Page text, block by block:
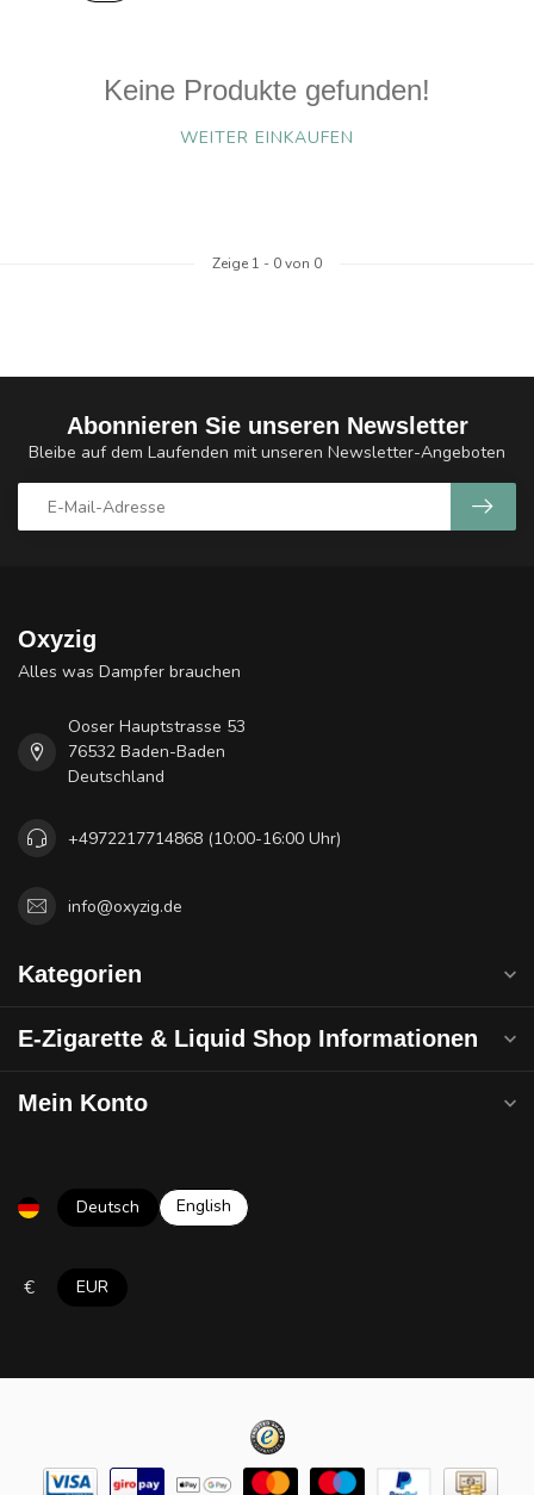
Keine Produkte gefunden!
WEITER EINKAUFEN
Zeige 1 - 0von 0
Abonnieren Sie unseren Newsletter
Bleibe auf dem Laufenden mit unseren Newsletter-Angeboten
Oxyzig
Alles was Dampfer brauchen
Ooser Hauptstrasse 53
76532 Baden-Baden
Deutschland
+4972217714868 (10:00-16:00 Uhr)
info@oxyzig.de
Kategorien
E-Zigarette & Liquid Shop Informationen
Mein Konto
Deutsch English
€ EUR